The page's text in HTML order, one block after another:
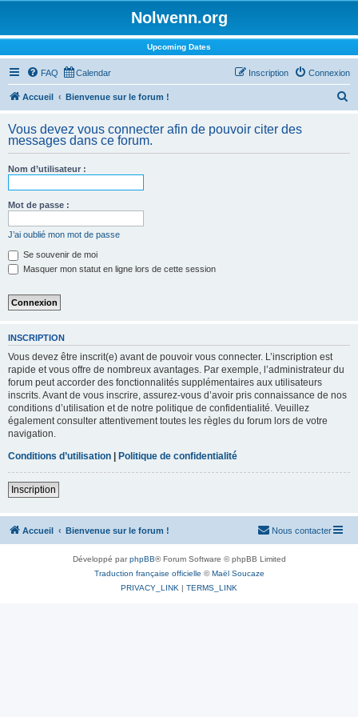
Nolwenn.org
Upcoming Dates
FAQ Calendar Connexion
Inscription
Accueil Bienvenue sur le forum !
h
Vous devez vous connecter afin de pouvoir citer des
messages dans ce forum.
Nom d’utilisateur :
Mot de passe :
J’ai oublié mon mot de passe
Se souvenir de moi
Masquer mon statut en ligne lors de cette session
INSCRIPTION
Vous devez être inscrit(e) avant de pouvoir vous connecter. L’inscription est
rapide et vous offre de nombreux avantages. Par exemple, l’administrateur du
forum peut accorder des fonctionnalités supplémentaires aux utilisateurs
inscrits. Avant de vous inscrire, assurez-vous d’avoir pris connaissance de nos
conditions d’utilisation et de notre politique de confidentialité. Veuillez
également consulter attentivement toutes les règles du forum lors de votre
navigation.
Conditions d’utilisation | Politique de confidentialité
Inscription
Accueil Bienvenue sur le forum ! Nous contacter
Développé parphpBB® Forum Software © phpBB Limited
Traduction française officielle ©Maël Soucaze
PRIVACY_LINK | TERMS_LINK